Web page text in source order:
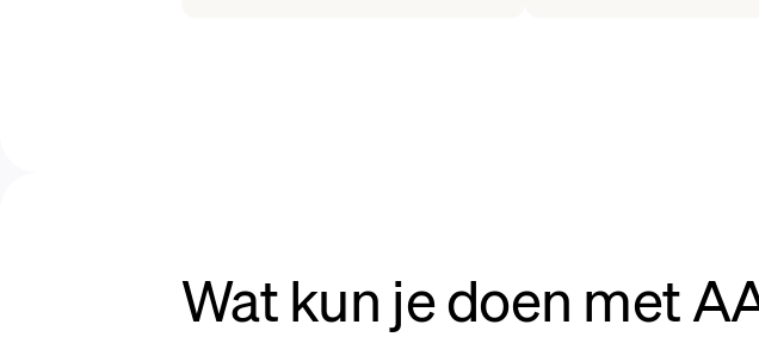
Wat kun je doen met